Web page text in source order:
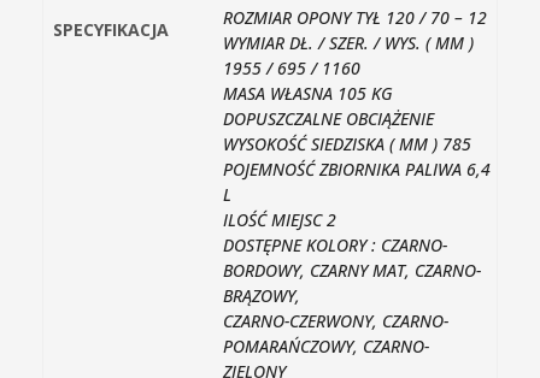
SPECYFIKACJA
ROZMIAR OPONY TYŁ 120 / 70 – 12
WYMIAR DŁ. / SZER. / WYS. ( MM )
1955 / 695 / 1160
MASA WŁASNA 105 KG
DOPUSZCZALNE OBCIĄŻENIE
WYSOKOŚĆ SIEDZISKA ( MM ) 785
POJEMNOŚĆ ZBIORNIKA PALIWA 6,4
L
ILOŚĆ MIEJSC 2
DOSTĘPNE KOLORY : CZARNO-
BORDOWY, CZARNY MAT, CZARNO-
BRĄZOWY,
CZARNO-CZERWONY, CZARNO-
POMARAŃCZOWY, CZARNO-
ZIELONY